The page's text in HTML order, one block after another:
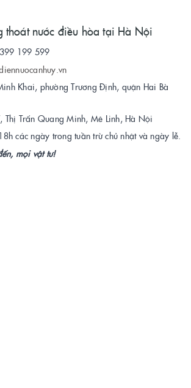
thoát nước điều hòa tại Hà Nội
199 599
Khai, phường Trương Định, quận Hai Bà
Thị Trấn Quang Minh, Mê Linh, Hà Nội
các ngày trong tuần trừ chủ nhật và ngày lễ.
mọi vật tư!